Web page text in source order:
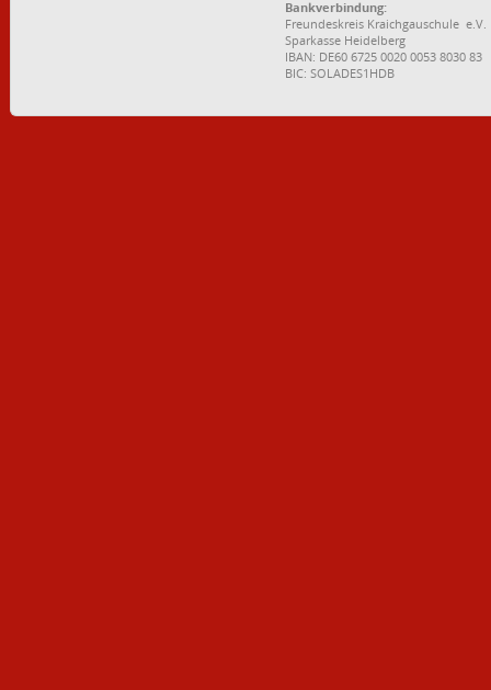
Bankverbindung:
Freundeskreis Kraichgauschule e.V.
Sparkasse Heidelberg
IBAN: DE60 6725 0020 0053 8030 83
BIC: SOLADES1HDB